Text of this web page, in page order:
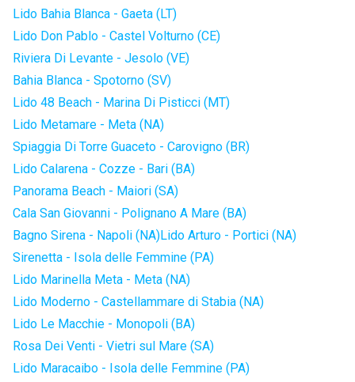
Lido Bahia Blanca - Gaeta (LT)
Lido Don Pablo - Castel Volturno (CE)
Riviera Di Levante - Jesolo (VE)
Bahia Blanca - Spotorno (SV)
Lido 48 Beach - Marina Di Pisticci (MT)
Lido Metamare - Meta (NA)
Spiaggia Di Torre Guaceto - Carovigno (BR)
Lido Calarena - Cozze - Bari (BA)
Panorama Beach - Maiori (SA)
Cala San Giovanni - Polignano A Mare (BA)
Bagno Sirena - Napoli (NA)Lido Arturo - Portici (NA)
Sirenetta - Isola delle Femmine (PA)
Lido Marinella Meta - Meta (NA)
Lido Moderno - Castellammare di Stabia (NA)
Lido Le Macchie - Monopoli (BA)
Rosa Dei Venti - Vietri sul Mare (SA)
Lido Maracaibo - Isola delle Femmine (PA)